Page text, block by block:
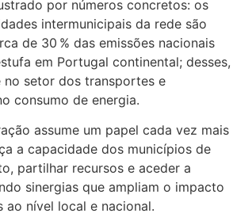
por números concretos: os
intermunicipais da rede são
de 30 % das emissões nacionais
em Portugal continental; desses,
no setor dos transportes e
consumo de energia.
assume um papel cada vez mais
a capacidade dos municípios de
partilhar recursos e aceder a
sinergias que ampliam o impacto
ao nível local e nacional.